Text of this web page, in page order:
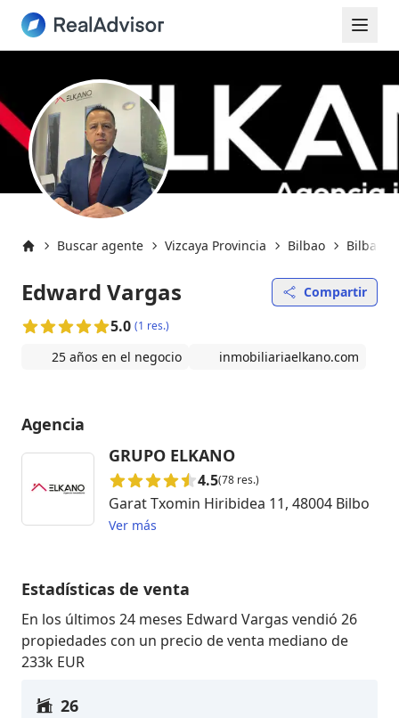
Buscar agente Vizcaya Provincia Bilbao Bilbao
Edward Vargas Compartir
5.0 (1 res.)
25 años en el negocio inmobiliariaelkano.com
Agencia
GRUPO ELKANO
4.5(78 res.)
Garat Txomin Hiribidea 11, 48004 Bilbo
Ver más
Estadísticas de venta
En los últimos 24 meses Edward Vargas vendió 26
propiedades con un precio de venta mediano de
233k EUR
26